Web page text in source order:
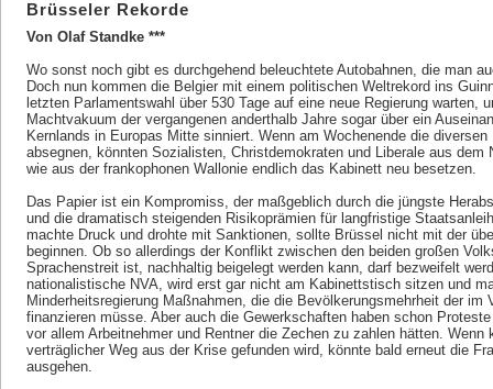
Brüsseler Rekorde
Von Olaf Standke ***
Wo sonst noch gibt es durchgehend beleuchtete Autobahnen, die man
Doch nun kommen die Belgier mit einem politischen Weltrekord ins
letzten Parlamentswahl über 530 Tage auf eine neue Regierung warten,
Machtvakuum der vergangenen anderthalb Jahre sogar über ein
Kernlands in Europas Mitte sinniert. Wenn am Wochenende die
absegnen, könnten Sozialisten, Christdemokraten und Liberale aus dem
wie aus der frankophonen Wallonie endlich das Kabinett neu besetzen.
Das Papier ist ein Kompromiss, der maßgeblich durch die jüngste
und die dramatisch steigenden Risikoprämien für langfristige
machte Druck und drohte mit Sanktionen, sollte Brüssel nicht mit der
beginnen. Ob so allerdings der Konflikt zwischen den beiden großen
Sprachenstreit ist, nachhaltig beigelegt werden kann, darf bezweifelt
nationalistische NVA, wird erst gar nicht am Kabinettstisch sitzen und
Minderheitsregierung Maßnahmen, die die Bevölkerungsmehrheit der im
finanzieren müsse. Aber auch die Gewerkschaften haben schon
vor allem Arbeitnehmer und Rentner die Zechen zu zahlen hätten. Wenn
verträglicher Weg aus der Krise gefunden wird, könnte bald erneut die
ausgehen.